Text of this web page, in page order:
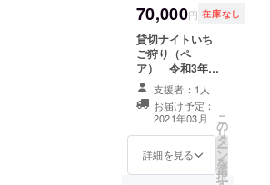
ください。
イチゴ畑は非現
実空間を演出し
てくれるでしょ
う。誰もいない
貸切ハウスで思
う存分、いちご
狩りをお楽しみ
ください。クラ
ウドファンディ
ビスとなりま
す。 ※日付と時
70,000円 在庫なし
貸切ナイトいち
ご狩り（ペ
ア） 令和3年3
月14日 19：00
～19：50 1組
限定 営業終了
後、貴方様だけ
のためにいちご
ハウスを貸切で
支援者：1人
お届け予定：
2021年03月
詳細を見る
こ
の
リ
タ
ー
ン
を
選
択